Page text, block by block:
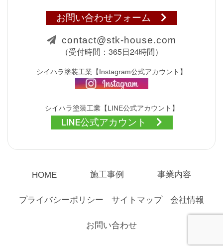
お問い合わせフォーム
contact@stk-house.com
（受付時間：365日24時間）
シイハラ塗装工業【Instagram公式アカウント】
シイハラ塗装工業【LINE公式アカウント】
LINE公式アカウント
HOME 施工事例 事業内容
プライバシーポリシー サイトマップ 会社情報
お問い合わせ